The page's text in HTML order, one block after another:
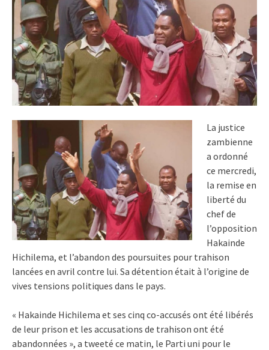
La justice
zambienne
a ordonné
ce mercredi,
la remise en
liberté du
chef de
l’opposition
Hakainde
Hichilema, et l’abandon des poursuites pour trahison
lancées en avril contre lui. Sa détention était à l’origine de
vives tensions politiques dans le pays.
« Hakainde Hichilema et ses cinq co-accusés ont été libérés
de leur prison et les accusations de trahison ont été
abandonnées », a tweeté ce matin, le Parti uni pour le